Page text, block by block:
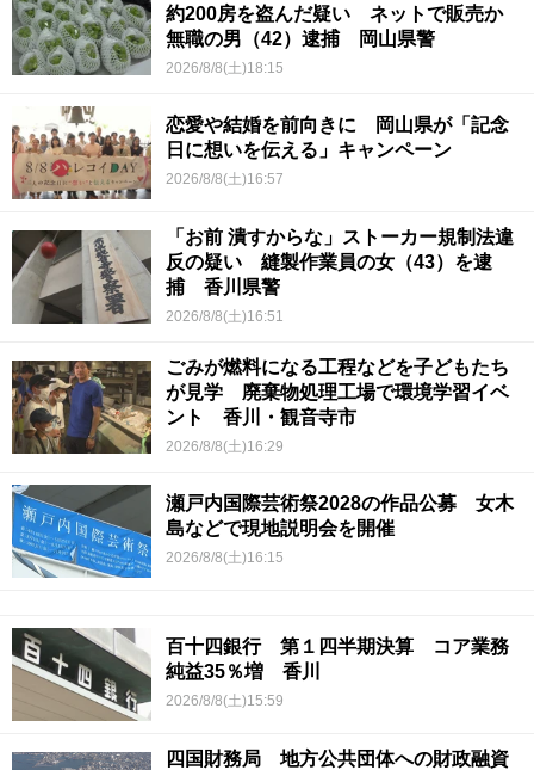
約200房を盗んだ疑い ネットで販売か
無職の男（42）逮捕 岡山県警
2026/8/8(土)18:15
恋愛や結婚を前向きに 岡山県が「記念
日に想いを伝える」キャンペーン
2026/8/8(土)16:57
「お前 潰すからな」ストーカー規制法違
反の疑い 縫製作業員の女（43）を逮
捕 香川県警
2026/8/8(土)16:51
ごみが燃料になる工程などを子どもたち
が見学 廃棄物処理工場で環境学習イベ
ント 香川・観音寺市
2026/8/8(土)16:29
瀬戸内国際芸術祭2028の作品公募 女木
島などで現地説明会を開催
2026/8/8(土)16:15
百十四銀行 第１四半期決算 コア業務
純益35％増 香川
2026/8/8(土)15:59
四国財務局 地方公共団体への財政融資